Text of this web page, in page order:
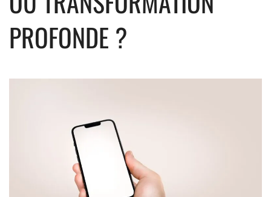
PROFONDE ?